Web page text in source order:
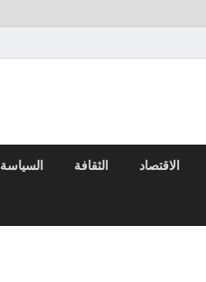
الاقتصاد الثقافة السياسة